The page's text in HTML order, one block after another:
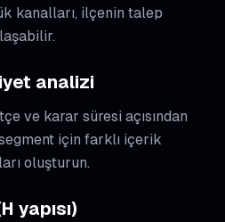
kanalları, ilçenin talep
analizi
ve karar süresi açısından
için farklı içerik
oluşturun.
yapısı)